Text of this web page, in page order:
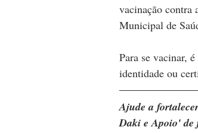
vacinação contra
Municipal de
Para se vacinar,
identidade ou
Ajude a
Daki e Apoio'